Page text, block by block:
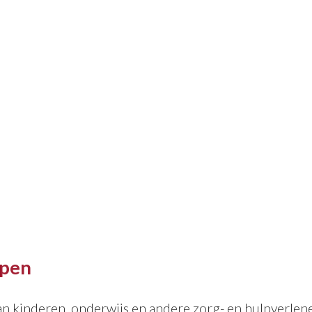
kinderen, onderwijs en andere zorg- en